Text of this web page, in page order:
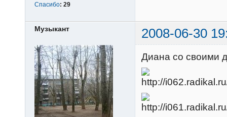
Спасибо: 29
Музыкант 2008-06-30
Диана со своими